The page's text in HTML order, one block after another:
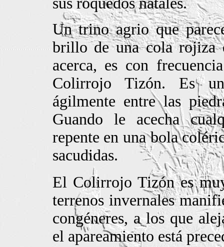
Un trino agrio que
brillo de una cola rojiza
acerca, es con
Colirrojo Tizón. Es
ágilmente entre las
Guando le acecha
repente en una bola
sacudidas.
El Colirrojo Tizón es
terrenos invernales
congéneres, a los que
el apareamiento está